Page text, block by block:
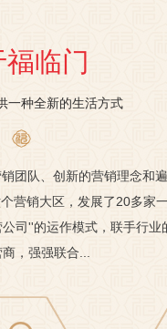
福临门
一种全新的生活方式
团队、创新的营销理念和
营销大区，发展了20多家
司''的运作模式，联手行业
，强强联合...